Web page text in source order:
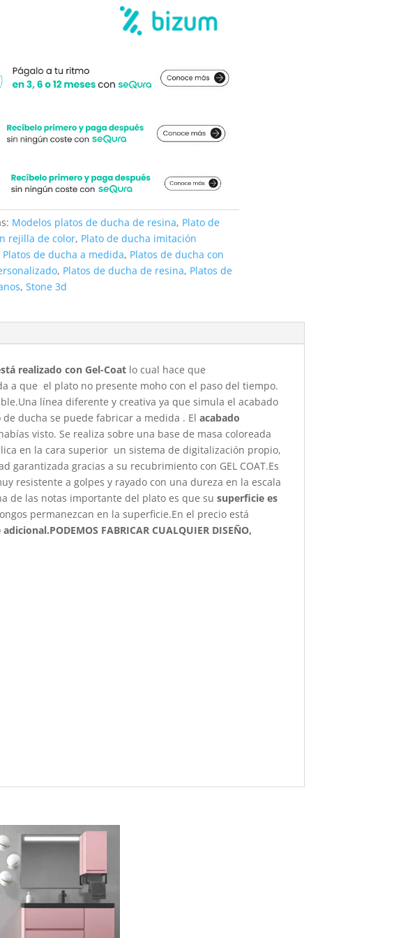
Modelos platos de ducha de resina, Plato de
rejilla de color, Plato de ducha imitación
Platos de ducha a medida, Platos de ducha con
, Platos de ducha de resina, Platos de
,Stone 3d
realizado con Gel-Coat lo cual hace que
a que el plato no presente moho con el paso del tiempo.
línea diferente y creativa ya que simula el acabado
ducha se puede fabricar a medida . Elacabado
visto. Se realiza sobre una base de masa coloreada
en la cara superior un sistema de digitalización propio,
gracias a su recubrimiento con GEL COAT.Es
resistente a golpes y rayado con una dureza en la escala
de las notas importante del plato es que susuperficie es
permanezcan en la superficie.En el precio está
PODEMOS FABRICAR CUALQUIER DISEÑO,